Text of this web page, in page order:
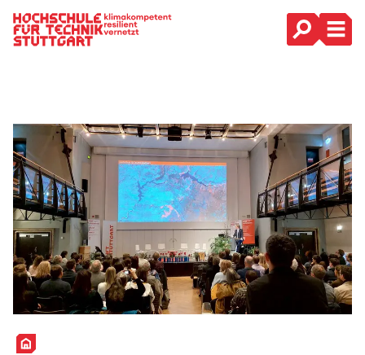
Hauptnavigation
Startseite